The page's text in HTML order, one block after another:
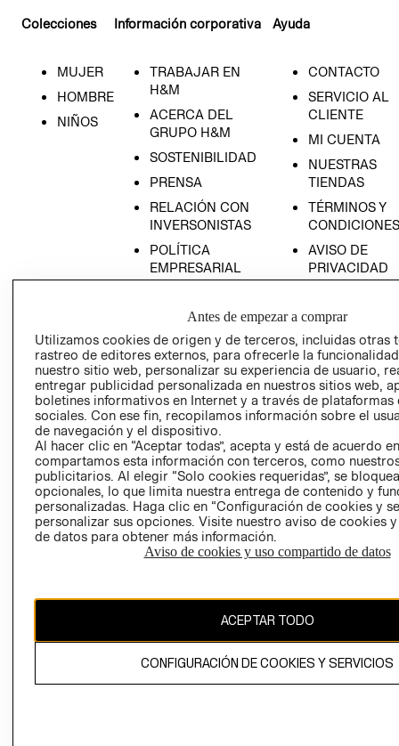
Colecciones
MUJER
HOMBRE
NIÑOS
Información corporativa
TRABAJAR EN
H&M
ACERCA DEL
GRUPO H&M
SOSTENIBILIDAD
PRENSA
RELACIÓN CON
INVERSONISTAS
POLÍTICA
EMPRESARIAL
Ayuda
CONTACTO
SERVICIO AL
CLIENTE
MI CUENTA
NUESTRAS
TIENDAS
TÉRMINOS Y
CONDICIONES
AVISO DE
PRIVACIDAD
AVISO DE
COOKIES
LIBRO DE
Ecuador ($)
CAMBIAR REGIÓN
El contenido de esta página web está protegido por copyright y es
propiedad de H&M Hennes & Mauritz AB.
Antes de empezar a comprar
Utilizamos cookies de origen y de terceros, incluidas otras
rastreo de editores externos, para ofrecerle la
nuestro sitio web, personalizar su experiencia de usuario,
entregar publicidad personalizada en nuestros sitios web,
boletines informativos en Internet y a través de plataformas
sociales. Con ese fin, recopilamos información sobre el
de navegación y el dispositivo.
Al hacer clic en “Aceptar todas”, acepta y está de acuerdo
compartamos esta información con terceros, como
publicitarios. Al elegir “Solo cookies requeridas”, se
opcionales, lo que limita nuestra entrega de contenido y
personalizadas. Haga clic en “Configuración de cookies y
personalizar sus opciones. Visite nuestro aviso de cookies
de datos para obtener más información.
Aviso de cookies y uso compartido de datos
ACEPTAR TODO
CONFIGURACIÓN DE COOKIES Y SERVICIOS